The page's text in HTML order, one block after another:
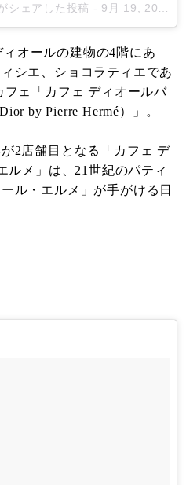
シェアした投稿 - 9月 19, 2017 at 3:57午前 PDT
オールの建物の4階にあ
シエ、ショコラティエであ
ェ「カフェ ディオールバ
by Pierre Hermé）」。
2店舗目となる「カフェ デ
ルメ」は、21世紀のパティ
ル・エルメ」が手がける日